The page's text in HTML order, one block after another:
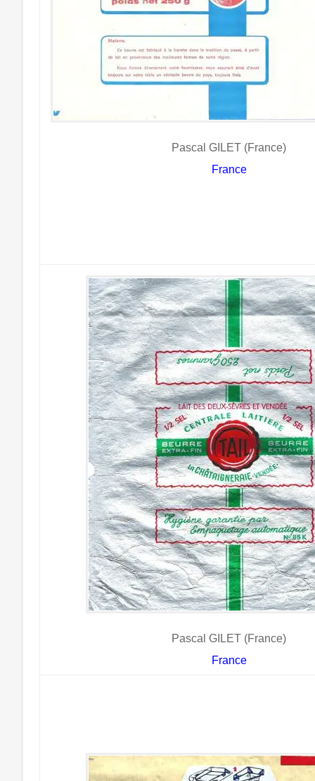
Pascal GILET (France)
France
Pascal GILET (France)
France